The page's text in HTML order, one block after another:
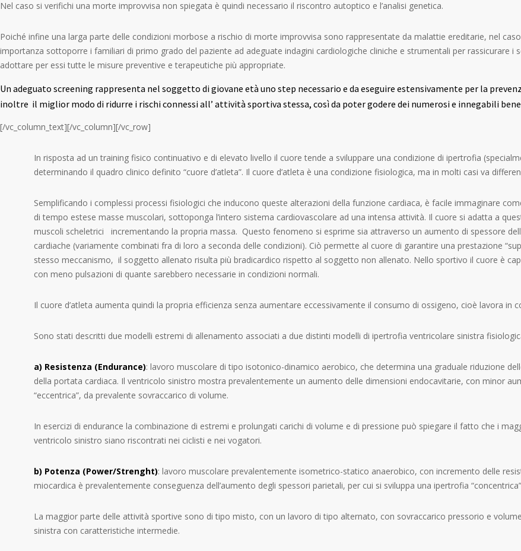
Nel caso si verifichi una morte improvvisa non spiegata è quindi necessario il riscontro autoptico e l’analisi genetica.
Poiché infine una larga parte delle condizioni morbose a rischio di morte improvvisa sono rappresentate da malattie ereditarie, nel
importanza sottoporre i familiari di primo grado del paziente ad adeguate indagini cardiologiche cliniche e strumentali per rassicurare
adottare per essi tutte le misure preventive e terapeutiche più appropriate.
Un adeguato screening rappresenta nel soggetto di giovane età uno step necessario e da eseguire estensivamente per la
inoltre il miglior modo di ridurre i rischi connessi all’ attività sportiva stessa, così da poter godere dei numerosi e innegabili
[/vc_column_text][/vc_column][/vc_row]
In risposta ad un training fisico continuativo e di elevato livello il cuore tende a sviluppare una condizione di ipertrofia
determinando il quadro clinico definito “cuore d’atleta”. Il cuore d’atleta è una condizione fisiologica, ma in molti casi va
Semplificando i complessi processi fisiologici che inducono queste alterazioni della funzione cardiaca, è facile immaginare
di tempo estese masse muscolari, sottoponga l’intero sistema cardiovascolare ad una intensa attività. Il cuore si adatta a
muscoli scheletrici incrementando la propria massa. Questo fenomeno si esprime sia attraverso un aumento di spessore
cardiache (variamente combinati fra di loro a seconda delle condizioni). Ciò permette al cuore di garantire una prestazione
stesso meccanismo, il soggetto allenato risulta più bradicardico rispetto al soggetto non allenato. Nello sportivo il cuore è
con meno pulsazioni di quante sarebbero necessarie in condizioni normali.
Il cuore d’atleta aumenta quindi la propria efficienza senza aumentare eccessivamente il consumo di ossigeno, cioè lavora in
Sono stati descritti due modelli estremi di allenamento associati a due distinti modelli di ipertrofia ventricolare sinistra
a) Resistenza (Endurance): lavoro muscolare di tipo isotonico-dinamico aerobico, che determina una graduale riduzione
della portata cardiaca. Il ventricolo sinistro mostra prevalentemente un aumento delle dimensioni endocavitarie, con minor
“eccentrica”, da prevalente sovraccarico di volume.
In esercizi di endurance la combinazione di estremi e prolungati carichi di volume e di pressione può spiegare il fatto che i
ventricolo sinistro siano riscontrati nei ciclisti e nei vogatori.
b) Potenza (Power/Strenght): lavoro muscolare prevalentemente isometrico-statico anaerobico, con incremento delle
miocardica è prevalentemente conseguenza dell’aumento degli spessori parietali, per cui si sviluppa una ipertrofia
La maggior parte delle attività sportive sono di tipo misto, con un lavoro di tipo alternato, con sovraccarico pressorio e
sinistra con caratteristiche intermedie.